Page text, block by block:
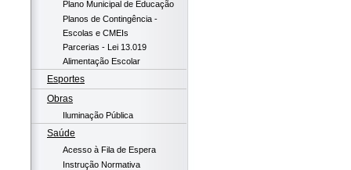
Plano Municipal de Educação
Planos de Contingência -
Escolas e CMEIs
Parcerias - Lei 13.019
Alimentação Escolar
Esportes
Obras
Iluminação Pública
Saúde
Acesso à Fila de Espera
Instrução Normativa